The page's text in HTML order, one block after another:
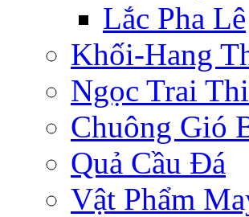
Lắc Pha Lê
Khối-Hang
Ngọc Trai
Chuông Gió
Quả Cầu Đá
Vật Phẩm